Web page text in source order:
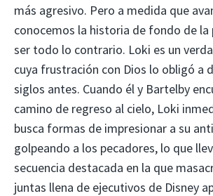
más agresivo. Pero a medida que
conocemos la historia de fondo de la
ser todo lo contrario. Loki es un
cuya frustración con Dios lo obligó a
siglos antes. Cuando él y Bartelby
camino de regreso al cielo, Loki
busca formas de impresionar a su
golpeando a los pecadores, lo que
secuencia destacada en la que
juntas llena de ejecutivos de Disney